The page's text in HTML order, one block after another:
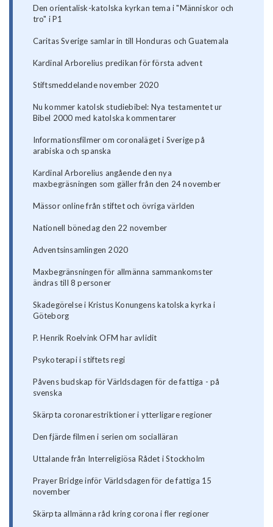
Den orientalisk-katolska kyrkan tema i "Människor och
tro" i P1
Caritas Sverige samlar in till Honduras och Guatemala
Kardinal Arborelius predikan för första advent
Stiftsmeddelande november 2020
Nu kommer katolsk studiebibel: Nya testamentet ur
Bibel 2000 med katolska kommentarer
Informationsfilmer om coronaläget i Sverige på
arabiska och spanska
Kardinal Arborelius angående den nya
maxbegräsningen som gäller från den 24 november
Mässor online från stiftet och övriga världen
Nationell bönedag den 22 november
Adventsinsamlingen 2020
Maxbegränsningen för allmänna sammankomster
ändras till 8 personer
Skadegörelse i Kristus Konungens katolska kyrka i
Göteborg
P. Henrik Roelvink OFM har avlidit
Psykoterapi i stiftets regi
Påvens budskap för Världsdagen för de fattiga - på
svenska
Skärpta coronarestriktioner i ytterligare regioner
Den fjärde filmen i serien om socialläran
Uttalande från Interreligiösa Rådet i Stockholm
Prayer Bridge inför Världsdagen för de fattiga 15
november
Skärpta allmänna råd kring corona i fler regioner